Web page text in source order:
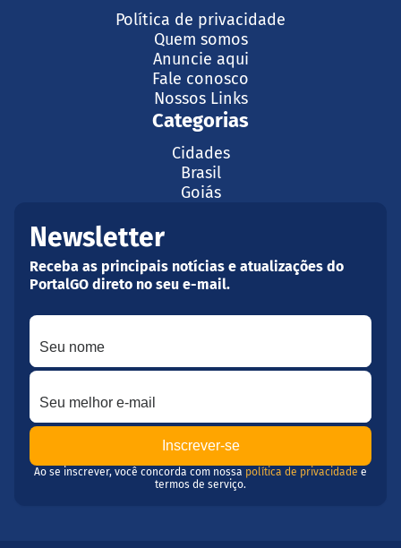
Política de privacidade
Quem somos
Anuncie aqui
Fale conosco
Nossos Links
Categorias
Cidades
Brasil
Goiás
Newsletter
Receba as principais notícias e atualizações do
PortalGO direto no seu e-mail.
Seu nome
Seu melhor e-mail
Ao se inscrever, você concorda com nossa política de privacidade e
termos de serviço.